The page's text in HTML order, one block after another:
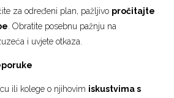
za određeni plan, pažljivo pročitajte
. Obratite posebnu pažnju na
i uvjete otkaza.
ili kolege o njihovim iskustvima s